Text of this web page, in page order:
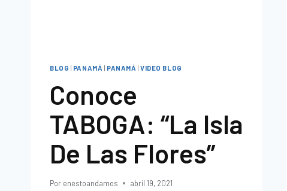
BLOG PANAMÁ PANAMÁ |VIDEO BLOG
Conoce
TABOGA: “La Isla
De Las Flores”
Por enestoandamos abril 19, 2021